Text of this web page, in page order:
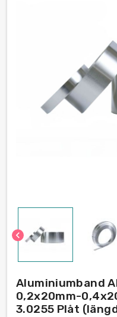
chevron_left
Aluminiumband
0,2x20mm-
3.0255 Plåt